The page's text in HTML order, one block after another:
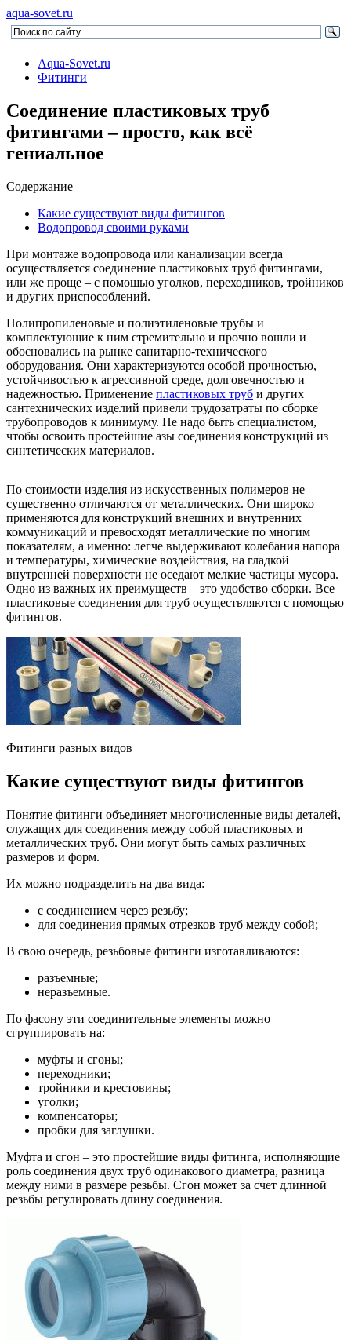
aqua-sovet.ru
Aqua-Sovet.ru
Фитинги
Соединение пластиковых труб
фитингами – просто, как всё
гениальное
Содержание
Какие существуют виды фитингов
Водопровод своими руками
При монтаже водопровода или канализации всегда
осуществляется соединение пластиковых труб фитингами,
или же проще – с помощью уголков, переходников, тройников
и других приспособлений.
Полипропиленовые и полиэтиленовые трубы и
комплектующие к ним стремительно и прочно вошли и
обосновались на рынке санитарно-технического
оборудования. Они характеризуются особой прочностью,
устойчивостью к агрессивной среде, долговечностью и
надежностью. Применение пластиковых труб и других
сантехнических изделий привели трудозатраты по сборке
трубопроводов к минимуму. Не надо быть специалистом,
чтобы освоить простейшие азы соединения конструкций из
синтетических материалов.
По стоимости изделия из искусственных полимеров не
существенно отличаются от металлических. Они широко
применяются для конструкций внешних и внутренних
коммуникаций и превосходят металлические по многим
показателям, а именно: легче выдерживают колебания напора
и температуры, химические воздействия, на гладкой
внутренней поверхности не оседают мелкие частицы мусора.
Одно из важных их преимуществ – это удобство сборки. Все
пластиковые соединения для труб осуществляются с помощью
фитингов.
Фитинги разных видов
Какие существуют виды фитингов
Понятие фитинги объединяет многочисленные виды деталей,
служащих для соединения между собой пластиковых и
металлических труб. Они могут быть самых различных
размеров и форм.
Их можно подразделить на два вида:
с соединением через резьбу;
для соединения прямых отрезков труб между собой;
В свою очередь, резьбовые фитинги изготавливаются:
разъемные;
неразъемные.
По фасону эти соединительные элементы можно
сгруппировать на:
муфты и сгоны;
переходники;
тройники и крестовины;
уголки;
компенсаторы;
пробки для заглушки.
Муфта и сгон – это простейшие виды фитинга, исполняющие
роль соединения двух труб одинакового диаметра, разница
между ними в размере резьбы. Сгон может за счет длинной
резьбы регулировать длину соединения.